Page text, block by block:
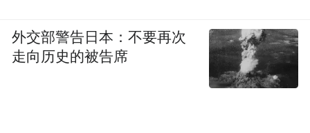
外交部警告日本：不要再次
走向历史的被告席